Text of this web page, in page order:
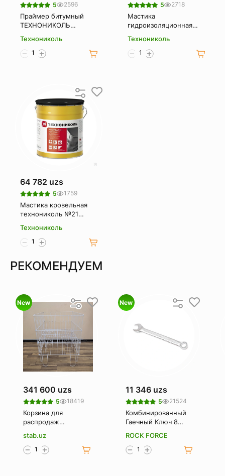
5 2596
Праймер битумный
ТЕХНОНИКОЛЬ
Технониколь
5 2718
Мастика
гидроизоляционная
aquamast 1 кг
Технониколь
64 782 uzs
5 1759
Мастика кровельная
технониколь №21
Технониколь
РЕКОМЕНДУЕМ
New
341 600 uzs
5 18419
Корзина для
распродаж
накопитель)
stab.uz
New
11 346 uzs
5 21524
Комбинированный
Гаечный Ключ 8
75508
ROCK FORCE